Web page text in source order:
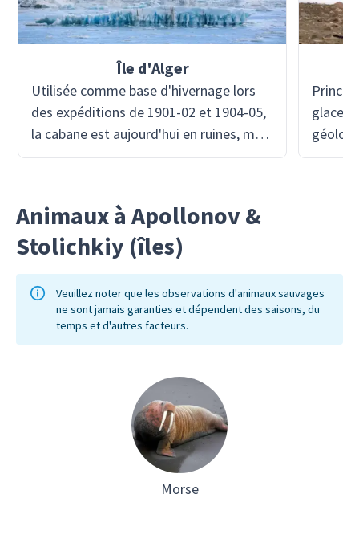
Île d'Alger
Utilisée comme base d'hivernage lors
des expéditions de 1901-02 et 1904-05,
la cabane est aujourd'hui en ruines, mais
c'est l'une des mieux conservées de la
glace
Animaux à Apollonov &
Stolichkiy (îles)
Veuillez noter que les observations d'animaux sauvages
ne sont jamais garanties et dépendent des saisons, du
temps et d'autres facteurs.
Morse